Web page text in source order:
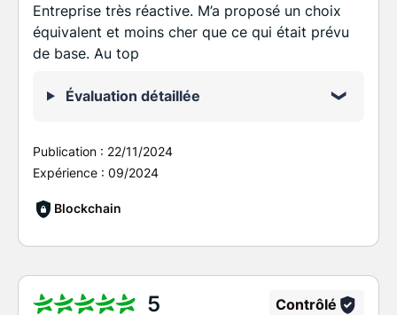
Entreprise très réactive. M’a proposé un choix
équivalent et moins cher que ce qui était prévu
de base. Au top
Évaluation détaillée
Publication : 22/11/2024
Expérience : 09/2024
Blockchain
5 Contrôlé